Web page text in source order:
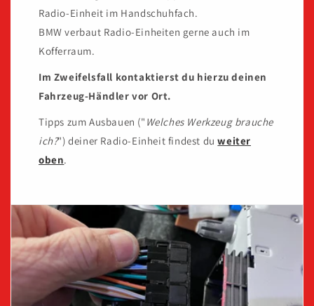
Radio-Einheit im Handschuhfach.
BMW verbaut Radio-Einheiten gerne auch im
Kofferraum.
Im Zweifelsfall kontaktierst du hierzu deinen
Fahrzeug-Händler vor Ort.
Tipps zum Ausbauen (" Welches Werkzeug brauche
ich?") deiner Radio-Einheit findest duweiter
oben.